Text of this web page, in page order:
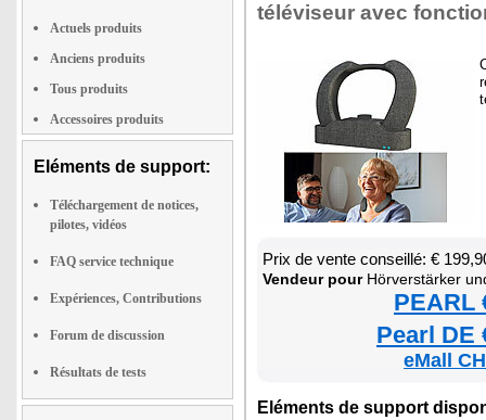
Actuels produits
Anciens produits
Tous produits
Accessoires produits
Eléments de support:
Téléchargement de notices,
pilotes, vidéos
FAQ service technique
Expériences, Contributions
Forum de discussion
Résultats de tests
télé­vi­seur avec
Prix de vente conseillé: €
Ven­deur pourHörverstärker und
PEARL
Pearl DE
eMall
Elé­ments de sup­port